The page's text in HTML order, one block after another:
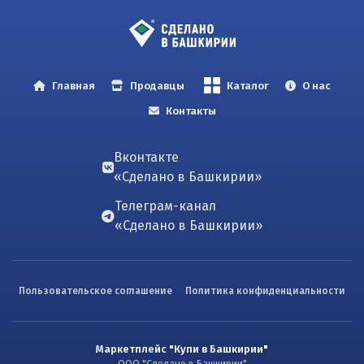
Главная Продавцы Каталог О нас
Контакты
Вконтакте
«Сделано в Башкирии»
Телеграм-канал
«Сделано в Башкирии»
Пользовательское соглашение Политика конфиденциальности
Маркетплейс "Купи в Башкирии"